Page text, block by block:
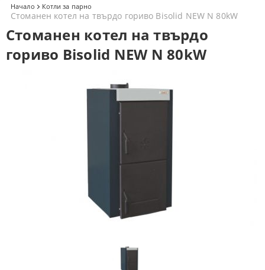
Начало Котли за парно
Стоманен котел на твърдо гориво Bisolid NEW N 80kW
Стоманен котел на твърдо
гориво Bisolid NEW N 80kW